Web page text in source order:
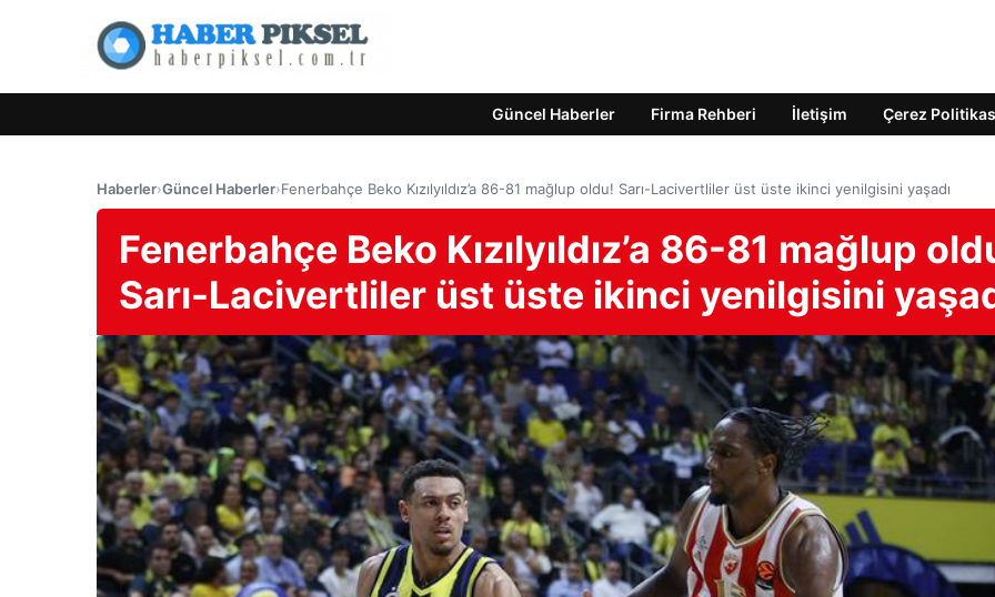
Güncel Haberler Firma Rehberi İletişim Çerez
Haberler›Güncel Haberler›Fenerbahçe Beko Kızılyıldız’a 86-81 mağlup oldu! Sarı-Lacivertliler üst üste ikinci yenilgisini yaşadı
Fenerbahçe Beko Kızılyıldız’a 86-81 mağlup
Sarı-Lacivertliler üst üste ikinci yenilgisini